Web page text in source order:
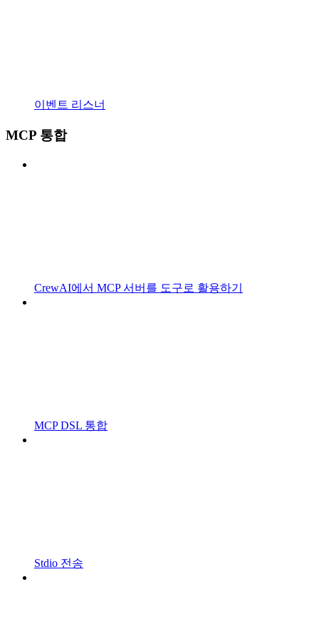
이벤트 리스너
MCP 통합
CrewAI에서 MCP 서버를 도구로 활용하기
MCP DSL 통합
Stdio 전송